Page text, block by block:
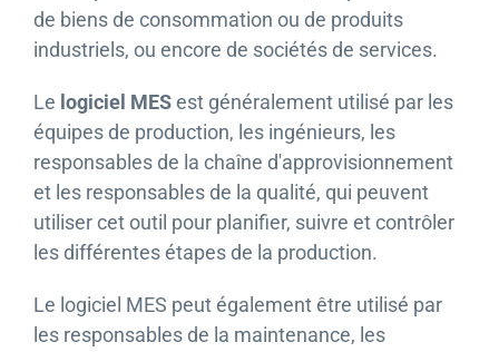
de biens de consommation ou de produits
industriels, ou encore de sociétés de services.
Le logiciel MESest généralement utilisé par les
équipes de production, les ingénieurs, les
responsables de la chaîne d'approvisionnement
et les responsables de la qualité, qui peuvent
utiliser cet outil pour planifier, suivre et contrôler
les différentes étapes de la production.
Le logiciel MES peut également être utilisé par
les responsables de la maintenance, les